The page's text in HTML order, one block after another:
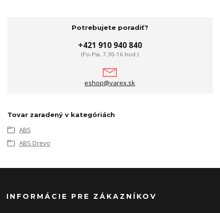
Potrebujete poradiť?
+421 910 940 840
(Po-Pia, 7.30-16 hod.)
eshop@varex.sk
Tovar zaradený v kategóriách
ABS
ABS Drevo
INFORMÁCIE PRE ZÁKAZNÍKOV